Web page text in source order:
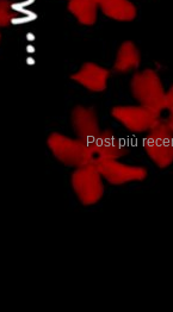
Post più